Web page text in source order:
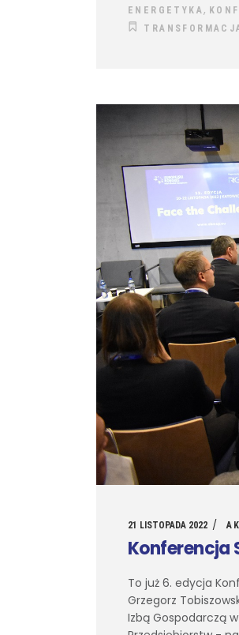
ENERGETYKA ,
21 LISTOPADA 2022
Konferencja
To już 6. edycja
Grzegorz
Izbą Gospodarczą